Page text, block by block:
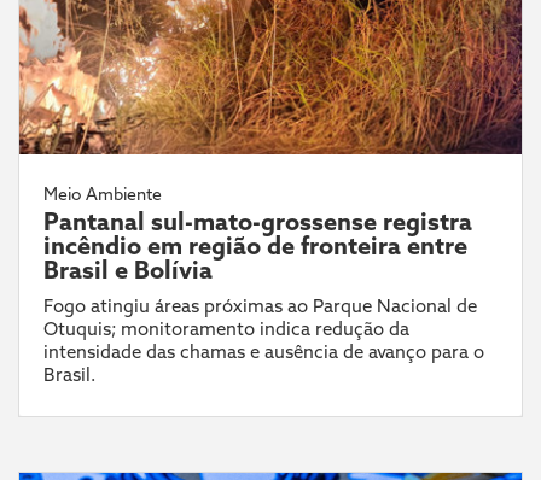
Meio Ambiente
Pantanal sul-mato-grossense registra
incêndio em região de fronteira entre
Brasil e Bolívia
Fogo atingiu áreas próximas ao Parque Nacional de
Otuquis; monitoramento indica redução da
intensidade das chamas e ausência de avanço para o
Brasil.